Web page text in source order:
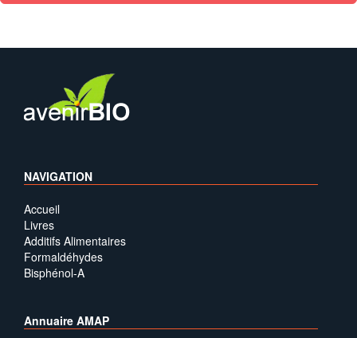
NAVIGATION
Accueil
Livres
Additifs Alimentaires
Formaldéhydes
Bisphénol-A
Annuaire AMAP